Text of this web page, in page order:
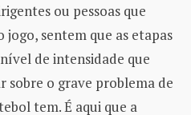
ou pessoas que
jogo, sentem que as etapas
de intensidade que
sobre o grave problema de
tem. É aqui que a